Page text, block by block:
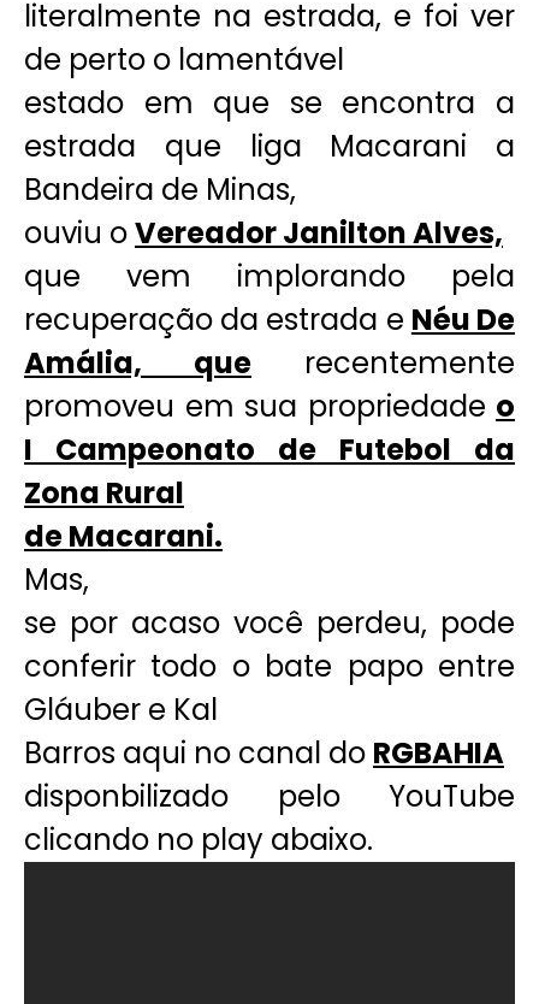
literalmente na estrada, e foi ver
de perto o lamentável
estado em que se encontra a
estrada que liga Macarani a
Bandeira de Minas,
ouviu oVereador Janilton Alves,
que vem implorando pela
recuperação da estrada e Néu De
Amália, que recentemente
promoveu em sua propriedade o
I Campeonato de Futebol da
Zona Rural
de Macarani.
Mas,
se por acaso você perdeu, pode
conferir todo o bate papo entre
Gláuber e Kal
Barros aqui no canal do RGBAHIA
disponbilizado pelo YouTube
clicando no play abaixo.